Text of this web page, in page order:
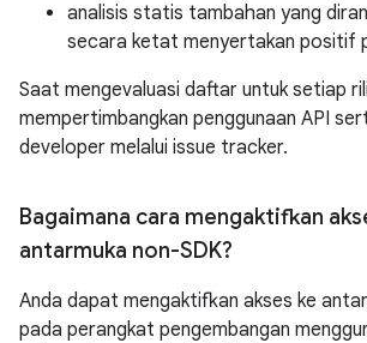
analisis statis tambahan yang
secara ketat menyertakan positif
Saat mengevaluasi daftar untuk setiap
mempertimbangkan penggunaan API
developer melalui issue tracker.
Bagaimana cara mengaktifkan
antarmuka non-SDK?
Anda dapat mengaktifkan akses ke
pada perangkat pengembangan